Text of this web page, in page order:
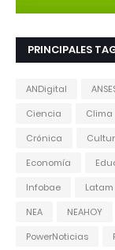
PRINCIPALES
ANDigital
Ciencia
Clima
Crónica
Economía
Infobae
Latam
NEA
NEAHOY
PowerNoticias